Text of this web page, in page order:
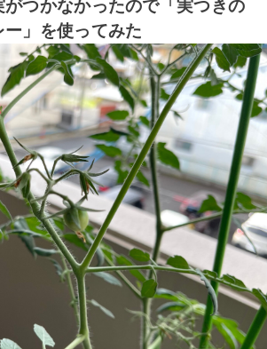
がつかなかったので「実つきの
」を使ってみた